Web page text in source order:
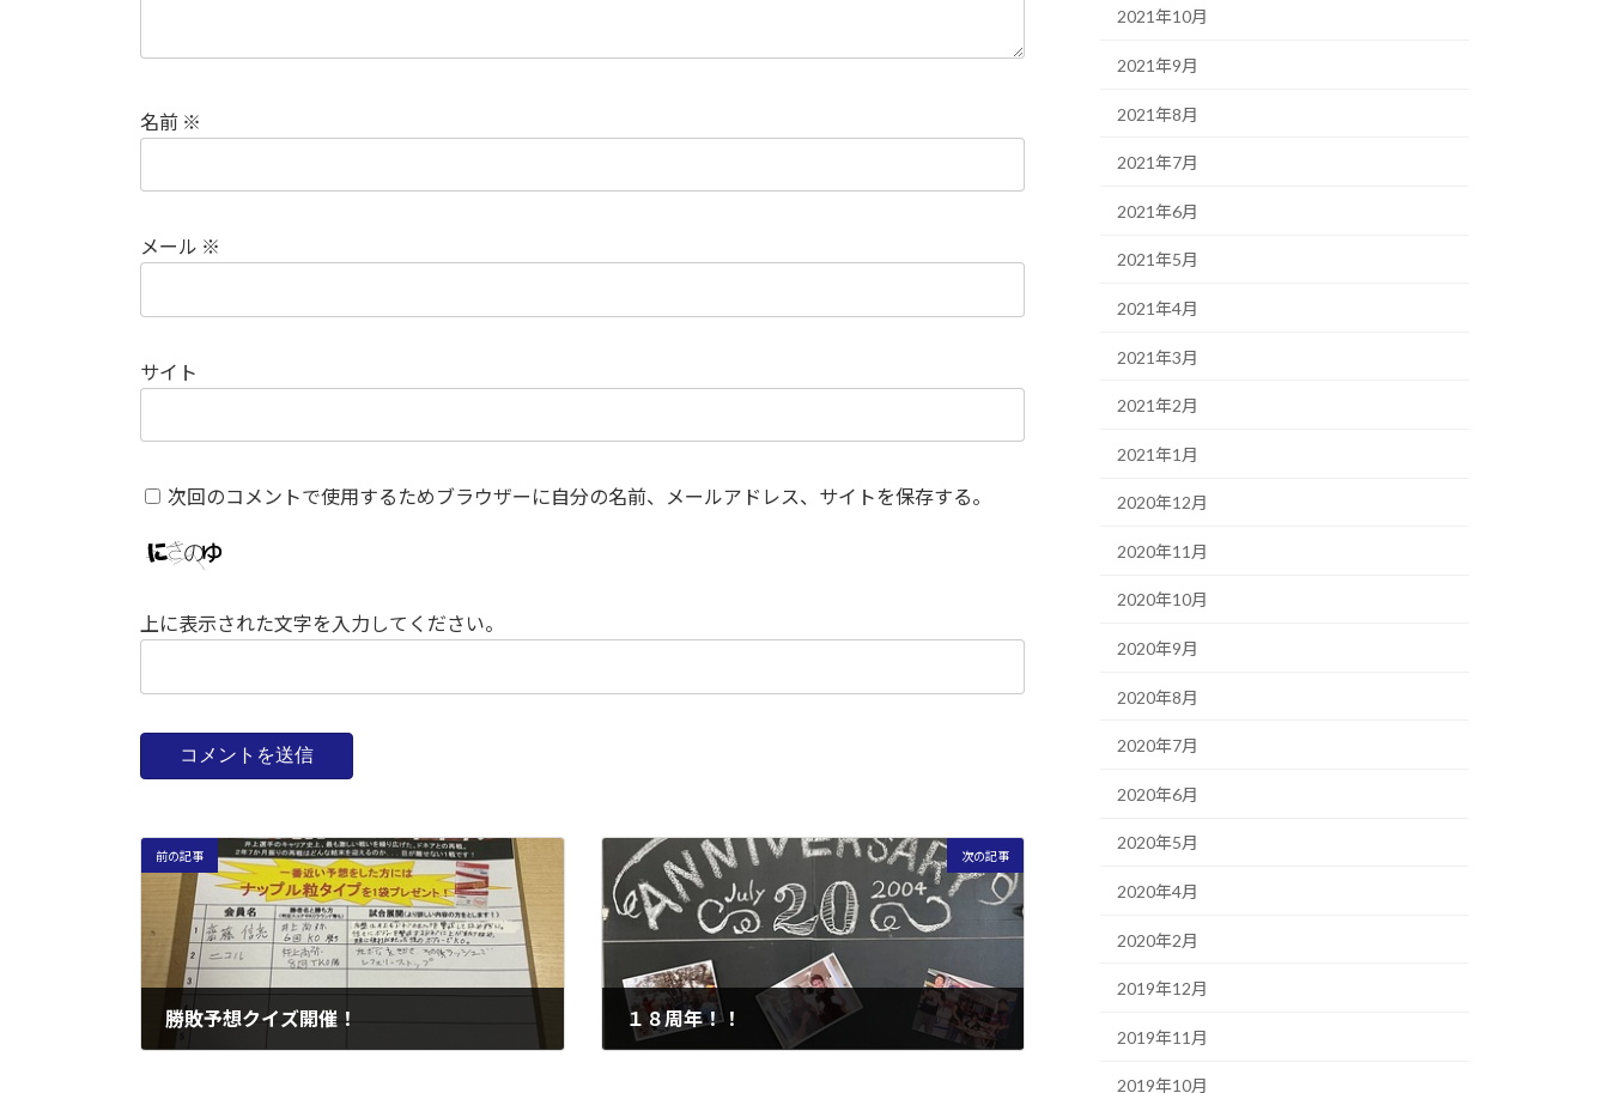
名前 ※
メール ※
サイト
次回のコメントで使用するためブラウザーに自分の名前、メールアドレス、サイトを保存する。
上に表示された文字を入力してください。
前の記事
勝敗予想クイズ開催！
次の記事
１８周年！！
2021年10月
2021年9月
2021年8月
2021年7月
2021年6月
2021年5月
2021年4月
2021年3月
2021年2月
2021年1月
2020年12月
2020年11月
2020年10月
2020年9月
2020年8月
2020年7月
2020年6月
2020年5月
2020年4月
2020年2月
2019年12月
2019年11月
2019年10月